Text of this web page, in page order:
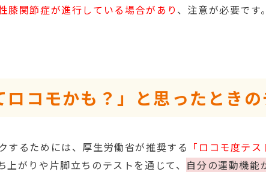
膝関節症が進行している場合があり 、注意が必要です。
ロコモかも？」と思ったとき
するためには、厚生労働省が推奨する 「ロコモ度テ
がりや片脚立ちのテストを通じて、 自分の運動機能